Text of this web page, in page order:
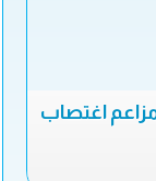
اغتصاب